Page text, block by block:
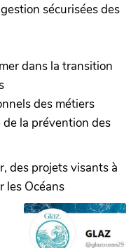
sécurisées des
dans la transition
des métiers
la prévention des
des projets visants à
les Océans